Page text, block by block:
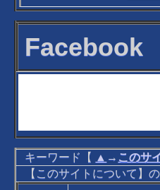
Facebook
キーワード【 ▲ → このサ
【このサイトについて】